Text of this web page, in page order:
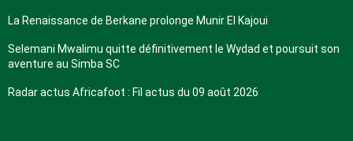
La Renaissance de Berkane prolonge Munir El Kajoui
Selemani Mwalimu quitte définitivement le Wydad et poursuit son
aventure au Simba SC
Radar actus Africafoot : Fil actus du 09 août 2026